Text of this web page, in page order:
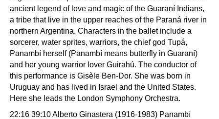
ancient legend of love and magic of the Guaraní Indians,
a tribe that live in the upper reaches of the Paraná river in
northern Argentina. Characters in the ballet include a
sorcerer, water sprites, warriors, the chief god Tupá,
Panambí herself (Panambí means butterfly in Guaraní)
and her young warrior lover Guirahú. The conductor of
this performance is Gisèle Ben-Dor. She was born in
Uruguay and has lived in Israel and the United States.
Here she leads the London Symphony Orchestra.
22:16 39:10 Alberto Ginastera (1916-1983) Panambí